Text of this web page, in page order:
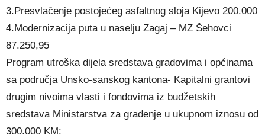
3.Presvlačenje postojećeg asfaltnog sloja Kijevo 200.000
4.Modernizacija puta u naselju Zagaj – MZ Šehovci
87.250,95
Program utroška dijela sredstava gradovima i općinama
sa područja Unsko-sanskog kantona- Kapitalni grantovi
drugim nivoima vlasti i fondovima iz budžetskih
sredstava Ministarstva za građenje u ukupnom iznosu od
300.000 KM: